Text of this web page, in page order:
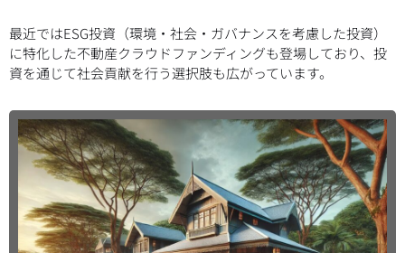
最近ではESG投資（環境・社会・ガバナンスを考慮した投資）
に特化した不動産クラウドファンディングも登場しており、投
資を通じて社会貢献を行う選択肢も広がっています。